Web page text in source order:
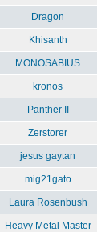
Dragon
Khisanth
MONOSABIUS
kronos
Panther II
Zerstorer
jesus gaytan
mig21gato
Laura Rosenbush
Heavy Metal Master